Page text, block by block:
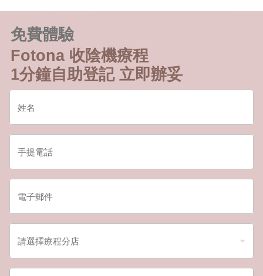
免費體驗
Fotona 收陰機療程
1分鐘自助登記 立即辦妥